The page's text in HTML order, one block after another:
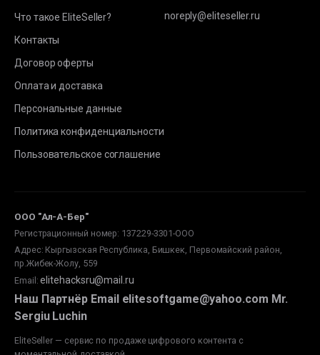
Что такое EliteSeller?
Контакты
Договор оферты
Оплата и доставка
Персональные данные
Политика конфиденциальности
Пользовательское соглашение
noreply@eliteseller.ru
ООО "Ал-А-Бер"
Регистрационный номер: 137229-3301-ООО
Адрес: Кыргызская Республика, Бишкек, Первомайский район,
пр.Жибек-Жолу, 559
Email : elitehacksru@mail.ru
Наш Партнёр Email elitesoftgame@yahoo.com Mr.
Sergiu Luchin
EliteSeller — сервис по продаже цифрового контента с